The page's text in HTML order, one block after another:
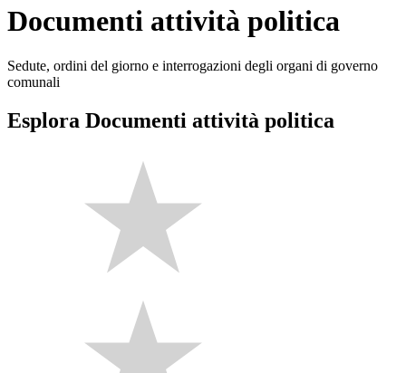
Documenti attività politica
Sedute, ordini del giorno e interrogazioni degli organi di governo
comunali
Esplora Documenti attività politica